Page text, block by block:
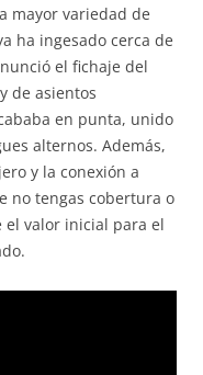
mayor variedad de
ha ingesado cerca de
el fichaje del
de asientos
en punta, unido
alternos. Además,
y la conexión a
no tengas cobertura o
el valor inicial para el